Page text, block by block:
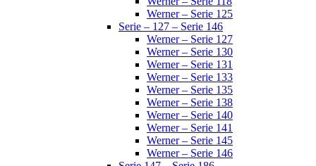
Werner – Serie 125
Serie – 127 – Serie 146
Werner – Serie 127
Werner – Serie 130
Werner – Serie 131
Werner – Serie 133
Werner – Serie 135
Werner – Serie 138
Werner – Serie 140
Werner – Serie 141
Werner – Serie 145
Werner – Serie 146